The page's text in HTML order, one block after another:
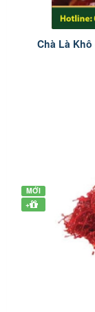
Chà Là
MỚI
+